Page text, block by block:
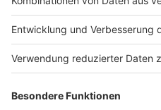
Jobs
Presse
Werben
Archiv